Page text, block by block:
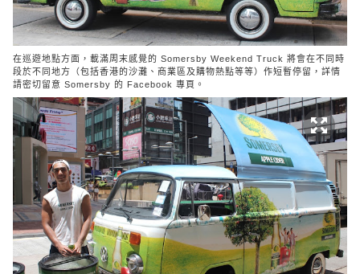
在巡遊地點方面，載滿周末感覺的 Somersby Weekend Truck 將會在不同時
段於不同地方（包括香港的沙灘、商業區及購物熱點等等）作短暫停留，詳情
請密切留意 Somersby 的 Facebook 專頁 。